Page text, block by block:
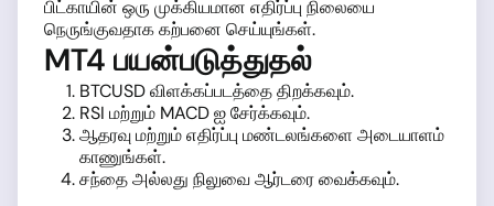
பிட்காயின் ஒரு முக்கியமான எதிர்ப்பு நிலையை
நெருங்குவதாக கற்பனை செய்யுங்கள்.
MT4 பயன்படுத்துதல்
BTCUSD விளக்கப்படத்தை திறக்கவும்.
RSI மற்றும் MACD ஐ சேர்க்கவும்.
ஆதரவு மற்றும் எதிர்ப்பு மண்டலங்களை அடையாளம்
காணுங்கள்.
சந்தை அல்லது நிலுவை ஆர்டரை வைக்கவும்.